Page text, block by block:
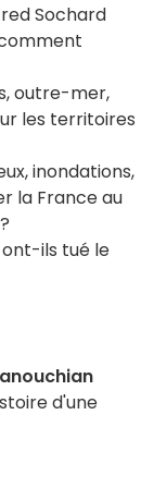
Sochard
outre-mer,
les territoires
inondations,
la France au
ont-ils tué le
d'une